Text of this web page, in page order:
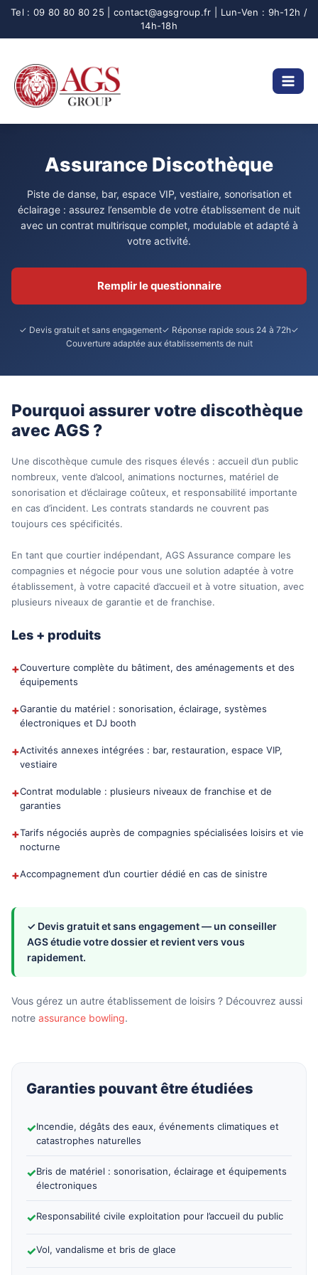
Aller
Assurance Discothèque
Piste de danse, bar, espace VIP, vestiaire, sonorisation et
éclairage : assurez l’ensemble de votre établissement de nuit
avec un contrat multirisque complet, modulable et adapté à
votre activité.
Remplir le questionnaire
✓ Devis gratuit et sans engagement✓ Réponse rapide sous 24 à 72h✓
Couverture adaptée aux établissements de nuit
Pourquoi assurer votre discothèque
avec AGS ?
Une discothèque cumule des risques élevés : accueil d’un public
nombreux, vente d’alcool, animations nocturnes, matériel de
sonorisation et d’éclairage coûteux, et responsabilité importante
en cas d’incident. Les contrats standards ne couvrent pas
toujours ces spécificités.
En tant que courtier indépendant, AGS Assurance compare les
compagnies et négocie pour vous une solution adaptée à votre
établissement, à votre capacité d’accueil et à votre situation, avec
plusieurs niveaux de garantie et de franchise.
Les + produits
+Couverture complète du bâtiment, des aménagements et des
équipements
+Garantie du matériel : sonorisation, éclairage, systèmes
électroniques et DJ booth
+Activités annexes intégrées : bar, restauration, espace VIP,
vestiaire
+Contrat modulable : plusieurs niveaux de franchise et de
garanties
+Tarifs négociés auprès de compagnies spécialisées loisirs et vie
nocturne
+Accompagnement d’un courtier dédié en cas de sinistre
✓ Devis gratuit et sans engagement — un conseiller
AGS étudie votre dossier et revient vers vous
rapidement.
Vous gérez un autre établissement de loisirs ? Découvrez aussi
notre assurance bowling.
Garanties pouvant être étudiées
✓Incendie, dégâts des eaux, événements climatiques et
catastrophes naturelles
✓Bris de matériel : sonorisation, éclairage et équipements
électroniques
✓Responsabilité civile exploitation pour l’accueil du public
✓Vol, vandalisme et bris de glace